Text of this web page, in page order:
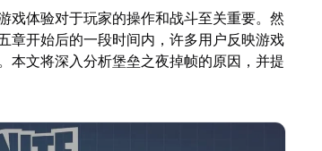
戏体验对于玩家的操作和战斗至关重要。然
章开始后的一段时间内，许多用户反映游戏
文将深入分析堡垒之夜掉帧的原因，并提